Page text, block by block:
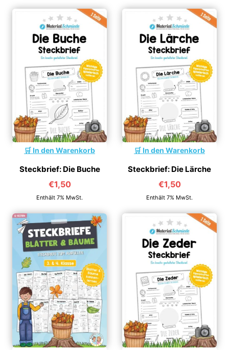
In den Warenkorb
Steckbrief: Die Buche
€1,50
Enthält 7% MwSt.
In den Warenkorb
Steckbrief: Die Lärche
€1,50
Enthält 7% MwSt.